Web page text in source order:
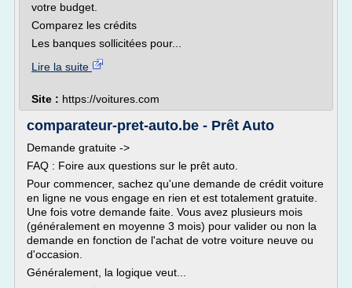
votre budget.
Comparez les crédits
Les banques sollicitées pour...
Lire la suite
Site : https://voitures.com
comparateur-pret-auto.be - Prêt Auto
Demande gratuite ->
FAQ : Foire aux questions sur le prêt auto.
Pour commencer, sachez qu'une demande de crédit voiture
en ligne ne vous engage en rien et est totalement gratuite.
Une fois votre demande faite. Vous avez plusieurs mois
(généralement en moyenne 3 mois) pour valider ou non la
demande en fonction de l'achat de votre voiture neuve ou
d'occasion.
Généralement, la logique veut...